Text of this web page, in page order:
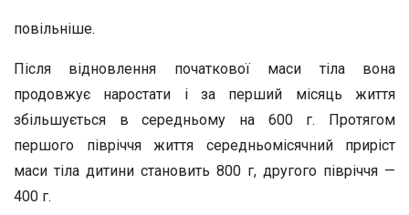
повільніше.
Після відновлення початкової маси тіла вона
продовжує наростати і за перший місяць життя
збільшується в середньому на 600 г. Протягом
першого півріччя життя середньомісячний приріст
маси тіла дитини становить 800 г, другого півріччя —
400 г.